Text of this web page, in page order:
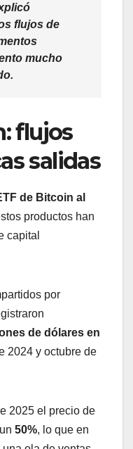
flujos de
mucho
flujos
salidas
de Bitcoin al
productos han
capital
por
de dólares en
2024 y octubre de
2025 el precio de
50%, lo que en